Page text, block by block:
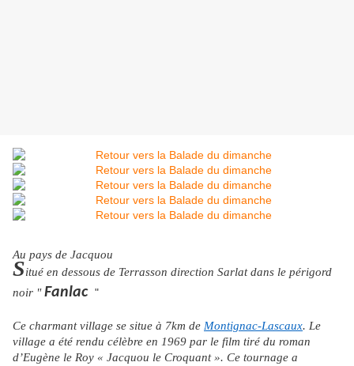
Au pays de Jacquou
Situé en dessous de Terrasson direction Sarlat dans le périgord
noir "Fanlac "
Ce charmant village se situe à 7km de Montignac-Lascaux. Le
village a été rendu célèbre en 1969 par le film tiré du roman
d’Eugène le Roy « Jacquou le Croquant ». Ce tournage a